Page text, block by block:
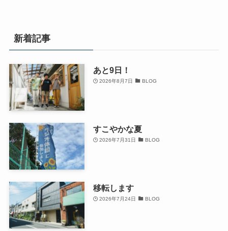
新着記事
あと9日！
2026年8月7日 BLOG
すこやかな夏
2026年7月31日 BLOG
移転します
2026年7月24日 BLOG